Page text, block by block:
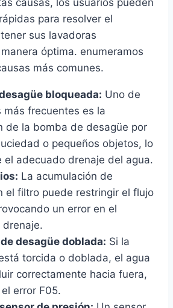
causas, los usuarios pueden
para resolver el
sus lavadoras
óptima. enumeramos
más comunes.
bloqueada: Uno de
más frecuentes es la
de la bomba de desagüe por
o pequeños objetos, lo
el adecuado drenaje del agua.
La acumulación de
el filtro puede restringir el flujo
un error en el
desagüe doblada: Si la
torcida o doblada, el agua
correctamente hacia fuera,
error F05.